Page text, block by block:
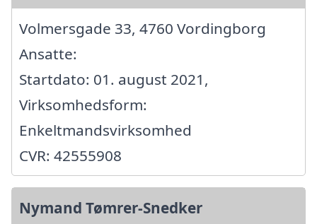
Volmersgade 33, 4760 Vordingborg
Ansatte:
Startdato: 01. august 2021,
Virksomhedsform:
Enkeltmandsvirksomhed
CVR: 42555908
Nymand Tømrer-Snedker